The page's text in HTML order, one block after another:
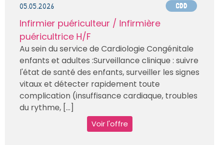
05.05.2026 CDD
Infirmier puériculteur / Infirmière
puéricultrice H/F
Au sein du service de Cardiologie Congénitale
enfants et adultes :Surveillance clinique : suivre
l'état de santé des enfants, surveiller les signes
vitaux et détecter rapidement toute
complication (insuffisance cardiaque, troubles
du rythme, [...]
Voir l'offre